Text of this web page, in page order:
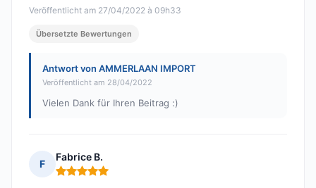
Veröffentlicht am 27/04/2022 à 09h33
Übersetzte Bewertungen
Antwort von AMMERLAAN IMPORT
Veröffentlicht am 28/04/2022
Vielen Dank für Ihren Beitrag :)
F
Fabrice B.
Hinweis: 5 von 5